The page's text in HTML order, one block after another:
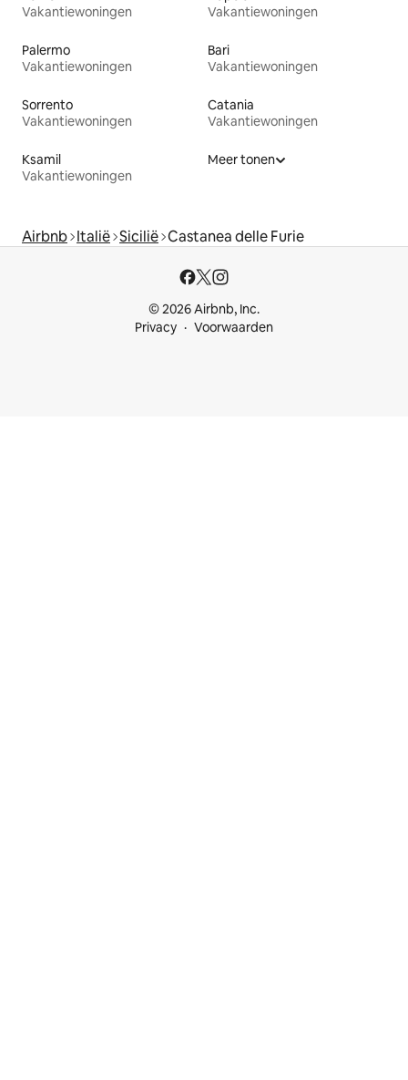
Vakantiewoningen
Vakantiewoningen
Palermo
Vakantiewoningen
Bari
Vakantiewoningen
Sorrento
Vakantiewoningen
Catania
Vakantiewoningen
Ksamil
Vakantiewoningen
Meer tonen
Airbnb Italië Sicilië Castanea delle Furie
© 2026 Airbnb, Inc.
Privacy
Voorwaarden